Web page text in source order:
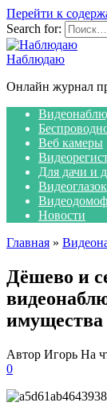
Перейти к
Search for:
Наблюдаю
Онлайн журнал
Веб камеры
Для дачи и
Видеоглазок
Новости
Главная »
Дёшево и
имущества
Автор Игорь На
0